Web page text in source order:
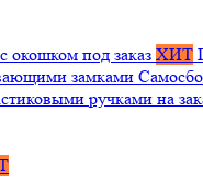
окошком под заказ ХИТ
замками
ручками на